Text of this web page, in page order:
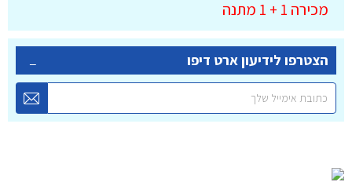
מכירה 1 + 1 מתנה
הצטרפו לידיעון ארט דיפו